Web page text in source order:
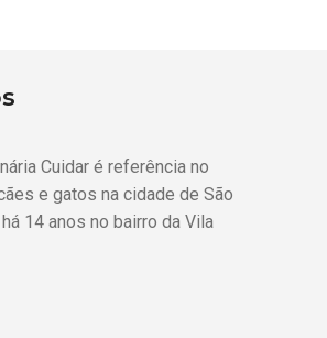
Cuidar é referência no
e gatos na cidade de São
14 anos no bairro da Vila